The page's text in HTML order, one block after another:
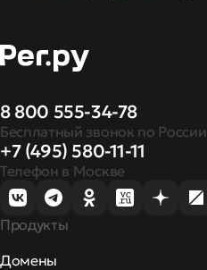
8 800 555-34-78
Бесплатный звонок по России
+7 (495) 580-11-11
Телефон в Москве
Продукты
Домены